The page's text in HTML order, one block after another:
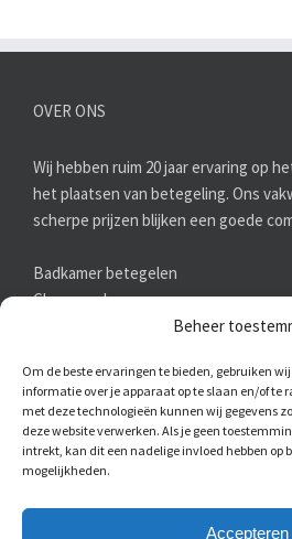
Beheer
Om de beste ervaringen te bieden, gebruiken
informatie over je apparaat op te slaan en/of te
met deze technologieën kunnen wij gegevens
deze website verwerken. Als je geen
intrekt, kan dit een nadelige invloed hebben op
mogelijkheden.
Accepteren
OVER ONS
Wij hebben ruim 20 jaar ervaring op
het plaatsen van betegeling. Ons
scherpe prijzen blijken een goede
Badkamer betegelen
Chapewerken
Terrastegels leggen
Vloertegels leggen